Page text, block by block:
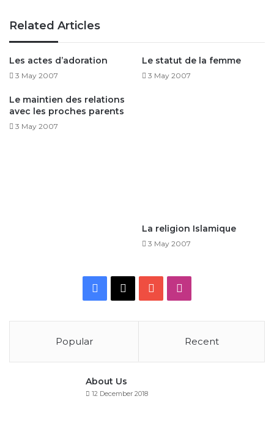
Related Articles
Les actes d’adoration
3 May 2007
Le statut de la femme
3 May 2007
Le maintien des relations
avec les proches parents
3 May 2007
La religion Islamique
3 May 2007
Facebook
X YouTube
Popular Recent
About Us
12 December 2018